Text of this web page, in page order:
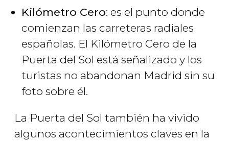
Kilómetro Cero: es el punto donde
comienzan las carreteras radiales
españolas. El Kilómetro Cero de la
Puerta del Sol está señalizado y los
turistas no abandonan Madrid sin su
foto sobre él.
La Puerta del Sol también ha vivido
algunos acontecimientos claves en la